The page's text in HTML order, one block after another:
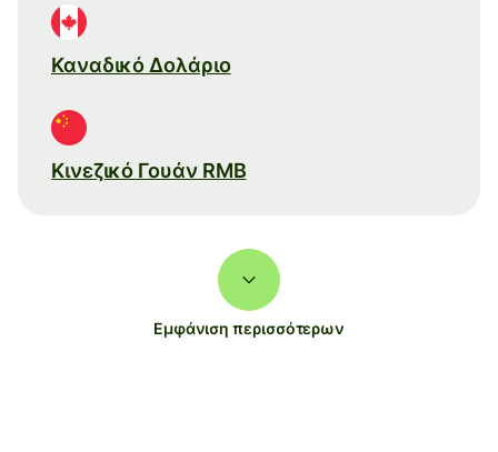
Καναδικό Δολάριο
Κινεζικό Γουάν RMB
Εμφάνιση περισσότερων